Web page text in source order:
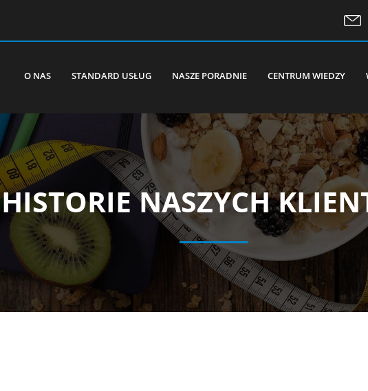
O NAS STANDARD USŁUG NASZE PORADNIE CENTRUM WIEDZY
HISTORIE NASZYCH